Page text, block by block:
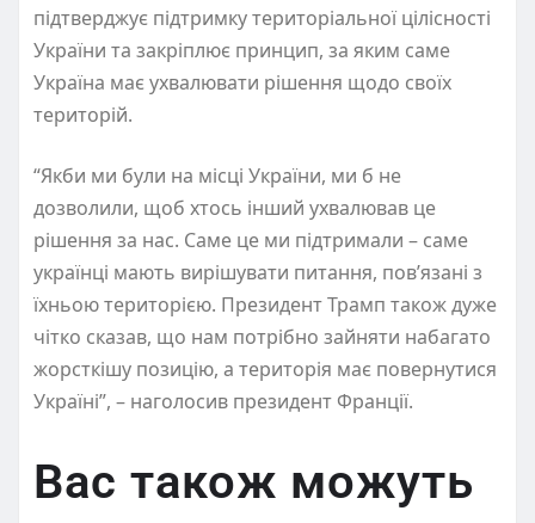
підтверджує підтримку територіальної цілісності
України та закріплює принцип, за яким саме
Україна має ухвалювати рішення щодо своїх
територій.
“Якби ми були на місці України, ми б не
дозволили, щоб хтось інший ухвалював це
рішення за нас. Саме це ми підтримали – саме
українці мають вирішувати питання, пов’язані з
їхньою територією. Президент Трамп також дуже
чітко сказав, що нам потрібно зайняти набагато
жорсткішу позицію, а територія має повернутися
Україні”, – наголосив президент Франції.
Вас також можуть